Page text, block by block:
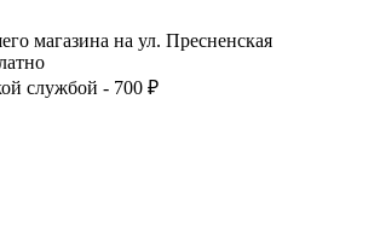
магазина на ул. Пресненская
службой - 700 ₽